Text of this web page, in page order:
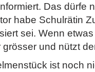
Das dürfe
habe Schul­rätin
sei. Wenn
und nützt
ist noch